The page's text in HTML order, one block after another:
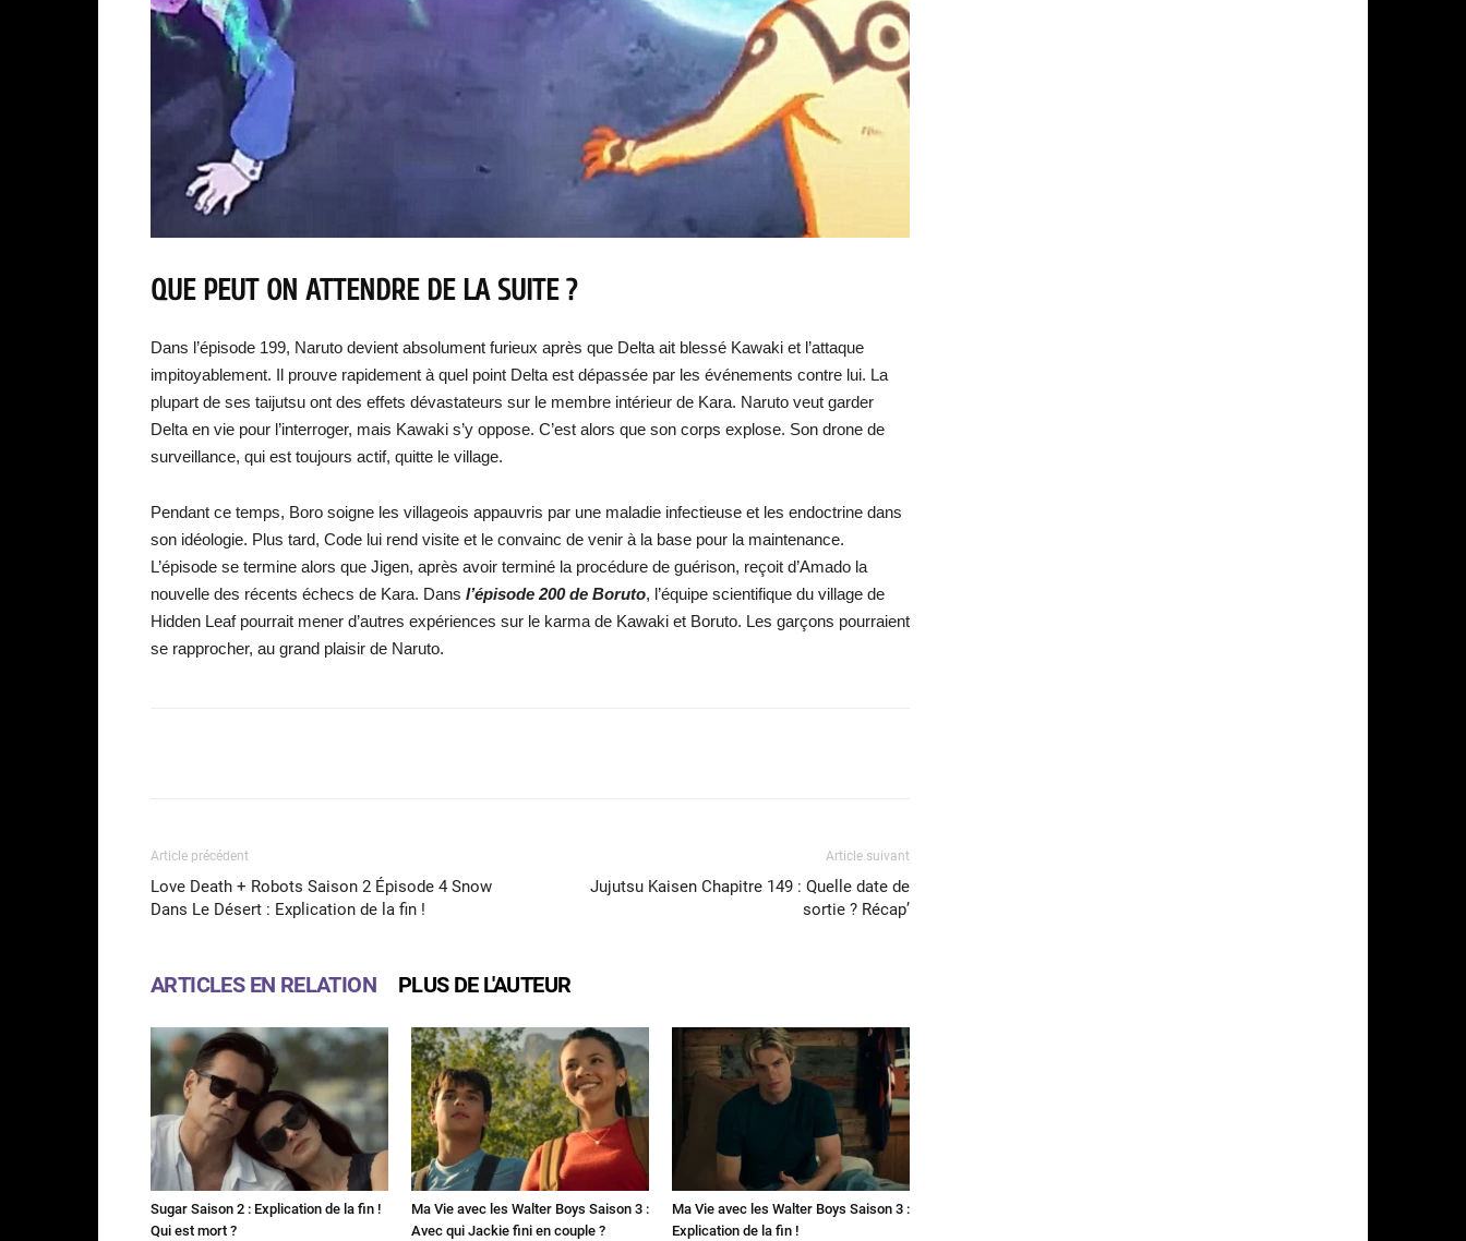
QUE PEUT ON ATTENDRE DE LA SUITE ?
Dans l’épisode 199, Naruto devient absolument furieux après que Delta ait blessé Kawaki et l’attaque
impitoyablement. Il prouve rapidement à quel point Delta est dépassée par les événements contre lui. La
plupart de ses taijutsu ont des effets dévastateurs sur le membre intérieur de Kara. Naruto veut garder
Delta en vie pour l’interroger, mais Kawaki s’y oppose. C’est alors que son corps explose. Son drone de
surveillance, qui est toujours actif, quitte le village.
Pendant ce temps, Boro soigne les villageois appauvris par une maladie infectieuse et les endoctrine dans
son idéologie. Plus tard, Code lui rend visite et le convainc de venir à la base pour la maintenance.
L’épisode se termine alors que Jigen, après avoir terminé la procédure de guérison, reçoit d’Amado la
nouvelle des récents échecs de Kara. Dans l’épisode 200 de Boruto, l’équipe scientifique du village de
Hidden Leaf pourrait mener d’autres expériences sur le karma de Kawaki et Boruto. Les garçons pourraient
se rapprocher, au grand plaisir de Naruto.
Article précédent
Love Death + Robots Saison 2 Épisode 4 Snow
Dans Le Désert : Explication de la fin !
Article suivant
Jujutsu Kaisen Chapitre 149 : Quelle date de
sortie ? Récap’
ARTICLES EN RELATION PLUS DE L'AUTEUR
Sugar Saison 2 : Explication de la fin !
Qui est mort ?
Ma Vie avec les Walter Boys Saison 3 :
Avec qui Jackie fini en couple ?
Ma Vie avec les Walter Boys Saison 3 :
Explication de la fin !